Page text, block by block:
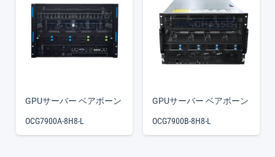
GPUサーバー ベアボーン
OCG7900A-8H8-L
GPUサーバー ベアボーン
OCG7900B-8H8-L